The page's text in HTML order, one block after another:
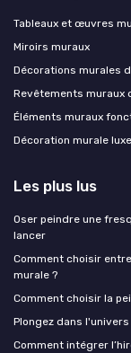
Tableaux et œuvres
Miroirs muraux
Décorations murales
Revêtements muraux
Éléments muraux
Décoration murale luxe
Les plus lus
Oser peindre une
lancer
Comment choisir
murale ?
Comment choisir la
Plongez dans
Comment intégrer